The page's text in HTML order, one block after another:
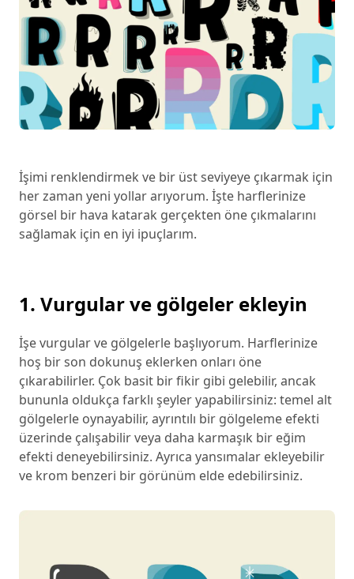
İşimi renklendirmek ve bir üst seviyeye çıkarmak için
her zaman yeni yollar arıyorum. İşte harflerinize
görsel bir hava katarak gerçekten öne çıkmalarını
sağlamak için en iyi ipuçlarım.
1. Vurgular ve gölgeler ekleyin
İşe vurgular ve gölgelerle başlıyorum. Harflerinize
hoş bir son dokunuş eklerken onları öne
çıkarabilirler. Çok basit bir fikir gibi gelebilir, ancak
bununla oldukça farklı şeyler yapabilirsiniz: temel alt
gölgelerle oynayabilir, ayrıntılı bir gölgeleme efekti
üzerinde çalışabilir veya daha karmaşık bir eğim
efekti deneyebilirsiniz. Ayrıca yansımalar ekleyebilir
ve krom benzeri bir görünüm elde edebilirsiniz.